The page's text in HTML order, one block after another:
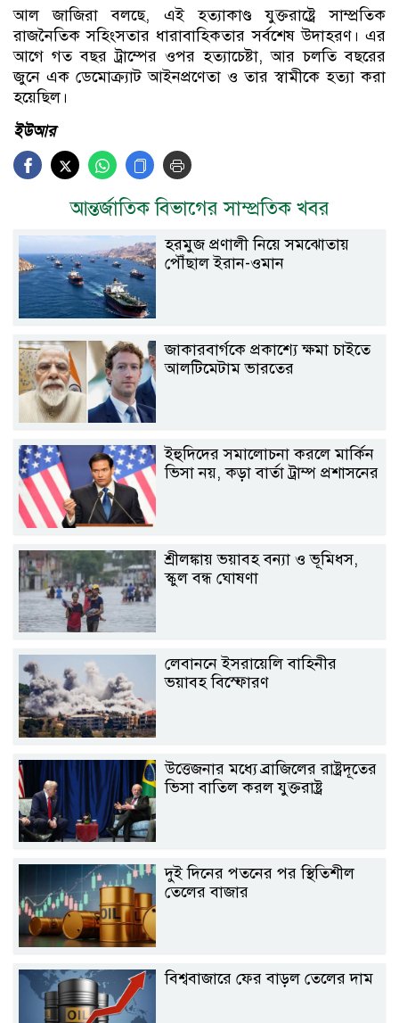
আল জাজিরা বলছে, এই হত্যাকাণ্ড যুক্তরাষ্ট্রে সাম্প্রতিক
রাজনৈতিক সহিংসতার ধারাবাহিকতার সর্বশেষ উদাহরণ। এর
আগে গত বছর ট্রাম্পের ওপর হত্যাচেষ্টা, আর চলতি বছরের
জুনে এক ডেমোক্র্যাট আইনপ্রণেতা ও তার স্বামীকে হত্যা করা
হয়েছিল।
ইউআর
আন্তর্জাতিক বিভাগের সাম্প্রতিক খবর
হরমুজ প্রণালী নিয়ে সমঝোতায়
পৌঁছাল ইরান-ওমান
জাকারবার্গকে প্রকাশ্যে ক্ষমা চাইতে
আলটিমেটাম ভারতের
ইহুদিদের সমালোচনা করলে মার্কিন
ভিসা নয়, কড়া বার্তা ট্রাম্প প্রশাসনের
শ্রীলঙ্কায় ভয়াবহ বন্যা ও ভূমিধস,
স্কুল বন্ধ ঘোষণা
লেবাননে ইসরায়েলি বাহিনীর
ভয়াবহ বিস্ফোরণ
উত্তেজনার মধ্যে ব্রাজিলের রাষ্ট্রদূতের
ভিসা বাতিল করল যুক্তরাষ্ট্র
দুই দিনের পতনের পর স্থিতিশীল
তেলের বাজার
বিশ্ববাজারে ফের বাড়ল তেলের দাম